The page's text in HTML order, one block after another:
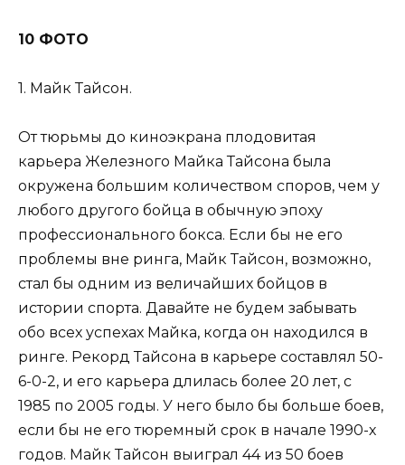
10 ФОТО
1. Майк Тайсон.
От тюрьмы до киноэкрана плодовитая
карьера Железного Майка Тайсона была
окружена большим количеством споров, чем у
любого другого бойца ​​в обычную эпоху
профессионального бокса. Если бы не его
проблемы вне ринга, Майк Тайсон, возможно,
стал бы одним из величайших бойцов в
истории спорта. Давайте не будем забывать
обо всех успехах Майка, когда он находился в
ринге. Рекорд Тайсона в карьере составлял 50-
6-0-2, и его карьера длилась более 20 лет, с
1985 по 2005 годы. У него было бы больше боев,
если бы не его тюремный срок в начале 1990-х
годов. Майк Тайсон выиграл 44 из 50 боев